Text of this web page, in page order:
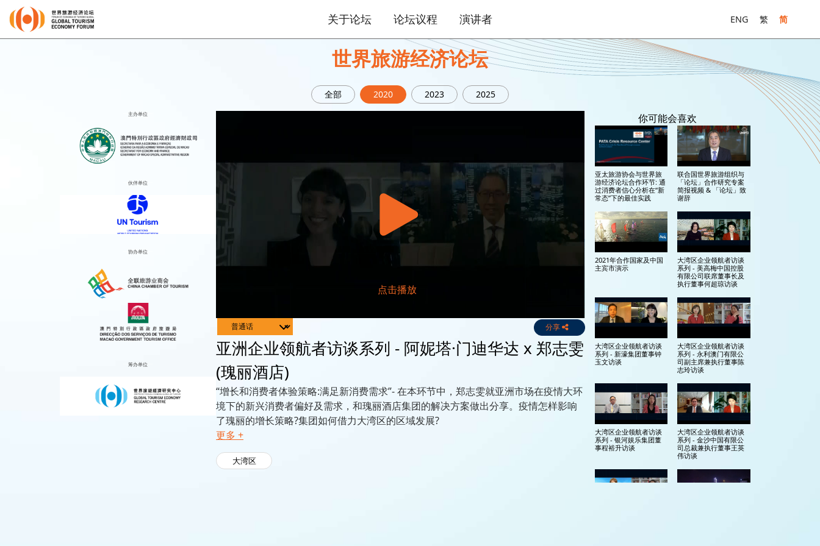
关于论坛 论坛议程 演讲者 ENG 繁 简
世界旅游经济论坛
全部 2020 2023 2025
主办单位
伙伴单位
协办单位
筹办单位
Channels 分享
亚洲企业领航者访谈系列 - 阿妮塔·门迪华达 x 郑志雯
(瑰丽酒店)
“增长和消费者体验策略:满足新消费需求”- 在本环节中，郑志雯就亚洲市场在疫情大环
境下的新兴消费者偏好及需求，和瑰丽酒店集团的解决方案做出分享。疫情怎样影响
了瑰丽的增长策略?集团如何借力大湾区的区域发展?
更多 +
大湾区
你可能会喜欢
亚太旅游协会与世界旅
游经济论坛合作环节: 通
过消费者信心分析在“新
常态”下的最佳实践
联合国世界旅游组织与
「论坛」合作研究专案
简报视频 & 「论坛」致
谢辞
2021年合作国家及中国
主宾市演示
大湾区企业领航者访谈
系列 - 美高梅中国控股
有限公司联席董事长及
执行董事何超琼访谈
大湾区企业领航者访谈
系列 - 新濠集团董事钟
玉文访谈
大湾区企业领航者访谈
系列 - 永利澳门有限公
司副主席兼执行董事陈
志玲访谈
大湾区企业领航者访谈
系列 - 银河娱乐集团董
事程裕升访谈
大湾区企业领航者访谈
系列 - 金沙中国有限公
司总裁兼执行董事王英
伟访谈